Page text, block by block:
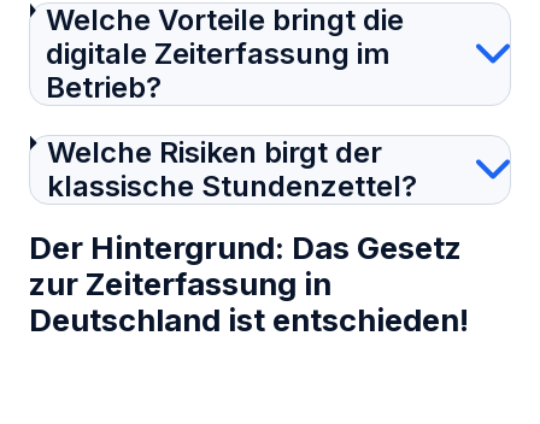
Welche Vorteile bringt die
digitale Zeiterfassung im
Betrieb?
Welche Risiken birgt der
klassische Stundenzettel?
Der Hintergrund: Das Gesetz
zur Zeiterfassung in
Deutschland ist entschieden!